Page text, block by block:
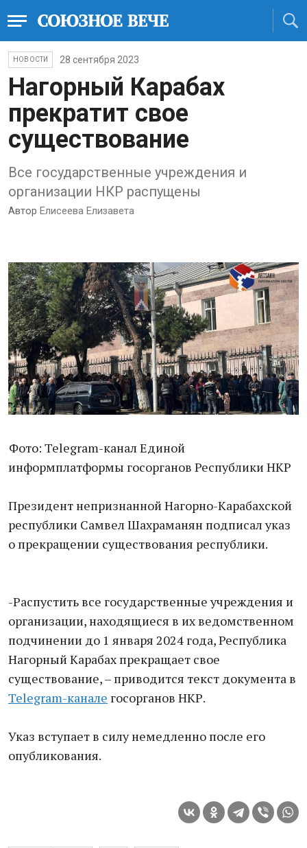
НОВОСТИ 28 сентября 2023
Нагорный Карабах
прекратит свое
существование
Все государственные учреждения и
организации НКР распущены
Автор Елисеева Елизавета
Фото: Telegram-канал Единой
информплатформы госорганов Республики НКР
Президент непризнанной Нагорно-Карабахской
республики Самвел Шахраманян подписал указ
о прекращении существования республики.
-Распустить все государственные учреждения и
организации, находящиеся в их ведомственном
подчинении до 1 января 2024 года, Республика
Нагорный Карабах прекращает свое
существование, – приводится текст документа в
Telegram-канале госорганов НКР.
Указ вступает в силу немедленно после его
опубликования.